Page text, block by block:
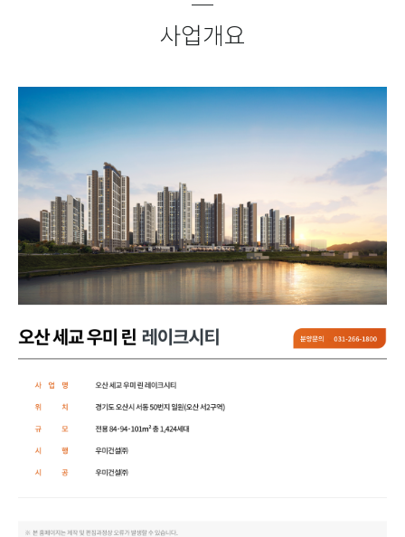
사업개요